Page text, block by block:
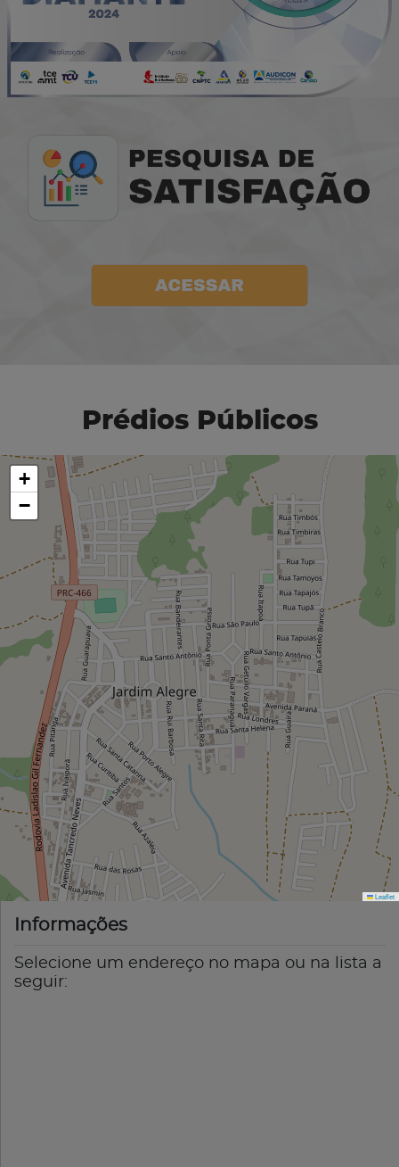
Prédios Públicos
+
−
Leaflet
Informações
Selecione um endereço no mapa ou na lista a
seguir: